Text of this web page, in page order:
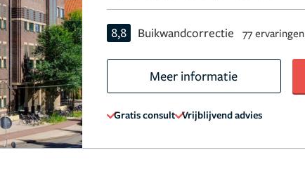
8,8 Buikwandcorrectie 77 ervaringen
Meer informatie
Gratis consult Vrijblijvend advies